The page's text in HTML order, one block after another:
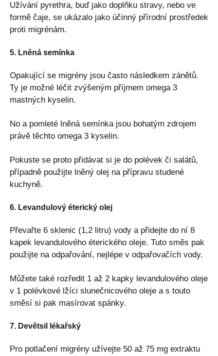
Užívání pyrethra, buď jako doplňku stravy, nebo ve
formě čaje, se ukázalo jako účinný přírodní prostředek
proti migrénám.
5. Lněná semínka
Opakující se migrény jsou často následkem zánětů.
Ty je možné léčit zvýšeným příjmem omega 3
mastných kyselin.
No a pomleté ​​lněná semínka jsou bohatým zdrojem
právě těchto omega 3 kyselin.
Pokuste se proto přidávat si je do polévek či salátů,
případně použijte lněný olej na přípravu studené
kuchyně.
6. Levandulový éterický olej
Převařte 6 sklenic (1,2 litru) vody a přidejte do ní 8
kapek levandulového éterického oleje. Tuto směs pak
použijte na odpařování, nejlépe v odpařovačích vody.
Můžete také rozředit 1 až 2 kapky levandulového oleje
v 1 polévkové lžíci slunečnicového oleje a s touto
směsí si pak masírovat spánky.
7. Devětsil lékařský
Pro potlačení migrény užívejte 50 až 75 mg extraktu